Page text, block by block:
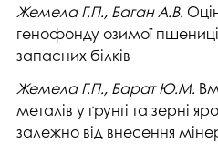
Жемела Г.П., Баган А.В.
генофонду озимої
запасних білків
Жемела Г.П., Барат Ю.М.
металів у ґрунті та зерні
залежно від внесення